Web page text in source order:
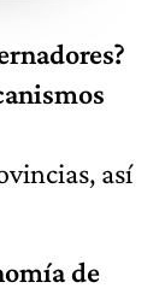
así
de